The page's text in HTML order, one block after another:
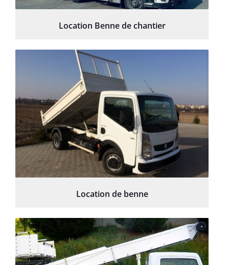
Location Benne de chantier
Location de benne